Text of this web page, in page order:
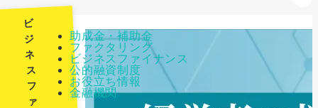
助成金・補助金
ファクタリング
ビジネスファイナンス
公的融資制度
お役立ち情報
金融機関
ビ
ジ
ネ
ス
フ
ァ